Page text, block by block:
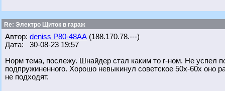
Re: Электро Щиток в гараж
Автор: deniss Р80-48АА (188.170.78.---)
Дата: 30-08-23 19:57
Норм тема, послежу. Шнайдер стал каким то г-ном. Не успел
подпружиненного. Хорошо невыкинул советское 50х-60х оно
не подходят.